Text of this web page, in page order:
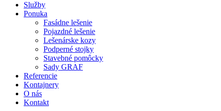
Služby
Ponuka
Fasádne lešenie
Pojazdné lešenie
Lešenárske kozy
Podperné stojky
Stavebné pomôcky
Sady GRAF
Referencie
Kontajnery
O nás
Kontakt